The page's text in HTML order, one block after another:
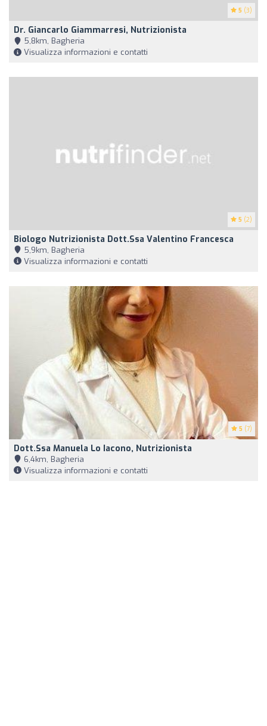
5 (3)
Dr. Giancarlo Giammarresi, Nutrizionista
5,8km, Bagheria
Visualizza informazioni e contatti
5 (2)
Biologo Nutrizionista Dott.ssa Valentino Francesca
5,9km, Bagheria
Visualizza informazioni e contatti
5 (7)
Dott.ssa Manuela Lo Iacono, Nutrizionista
6,4km, Bagheria
Visualizza informazioni e contatti